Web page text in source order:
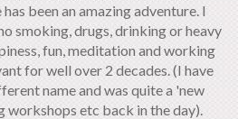
been an amazing adventure. I
smoking, drugs, drinking or heavy
fun, meditation and working
for well over 2 decades. (I have
name and was quite a 'new
workshops etc back in the day).